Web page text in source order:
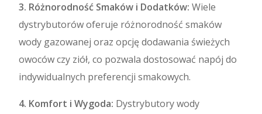
3. Różnorodność Smaków i Dodatków: Wiele
dystrybutorów oferuje różnorodność smaków
wody gazowanej oraz opcję dodawania świeżych
owoców czy ziół, co pozwala dostosować napój do
indywidualnych preferencji smakowych.
4. Komfort i Wygoda: Dystrybutory wody